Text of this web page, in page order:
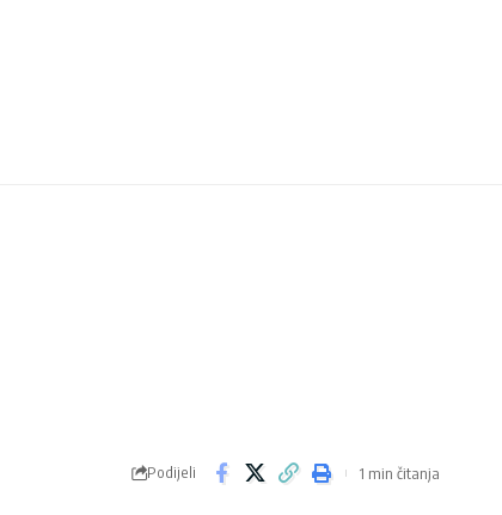
Podijeli 1 min čitanja